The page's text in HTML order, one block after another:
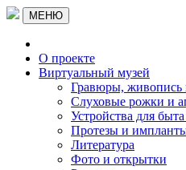
МЕНЮ
О проекте
Виртуальный музей
Гравюры, живопись
Слуховые рожки и
Устройства для
Протезы и
Литература
Фото и открытки